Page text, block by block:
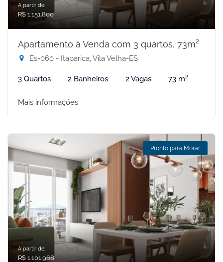
A partir de:
R$ 1.151.800
Apartamento à Venda com 3 quartos, 73m²
Es-060 - Itaparica, Vila Velha-ES
3 Quartos 2 Banheiros 2 Vagas 73 m²
Mais informações
Pronto para Morar
A partir de:
R$ 1.101.968